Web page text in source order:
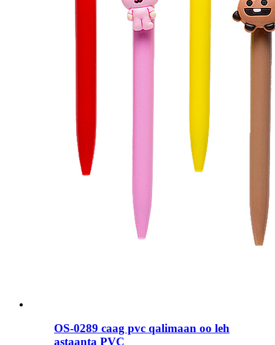
OS-0289 caag pvc qalimaan oo leh
astaanta PVC